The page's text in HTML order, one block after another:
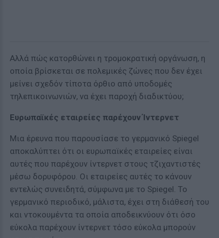
Αλλά πώς κατορθώνει η τρομοκρατική οργάνωση, η
οποία βρίσκεται σε πολεμικές ζώνες που δεν έχει
μείνει σχεδόν τίποτα όρθιο από υποδομές
τηλεπικοινωνιών, να έχει παροχή διαδικτύου;
Ευρωπαϊκές εταιρείες παρέχουν Ίντερνετ
Μια έρευνα που παρουσίασε το γερμανικό Spiegel
αποκαλύπτει ότι οι ευρωπαϊκές εταιρείες είναι
αυτές που παρέχουν ίντερνετ στους τζιχαντιστές
μέσω δορυφόρου. Οι εταιρείες αυτές το κάνουν
εντελώς συνειδητά, σύμφωνα με το Spiegel. Το
γερμανικό περιοδικό, μάλιστα, έχει στη διάθεσή του
και ντοκουμέντα τα οποία αποδεικνύουν ότι όσο
εύκολα παρέχουν ίντερνετ τόσο εύκολα μπορούν